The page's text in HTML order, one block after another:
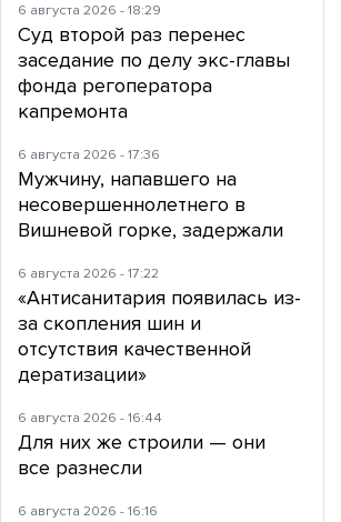
6 августа 2026 - 18:29
Суд второй раз перенес
заседание по делу экс-главы
фонда регоператора
капремонта
6 августа 2026 - 17:36
Мужчину, напавшего на
несовершеннолетнего в
Вишневой горке, задержали
6 августа 2026 - 17:22
«Антисанитария появилась из-
за скопления шин и
отсутствия качественной
дератизации»
6 августа 2026 - 16:44
Для них же строили — они
все разнесли
6 августа 2026 - 16:16